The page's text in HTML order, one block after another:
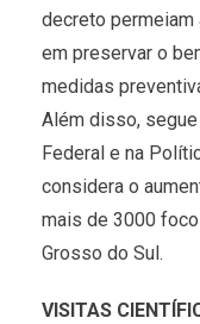
decreto
em preservar o
medidas
Além disso,
Federal e na
considera o
mais de 3000
Grosso do Sul.
VISITAS